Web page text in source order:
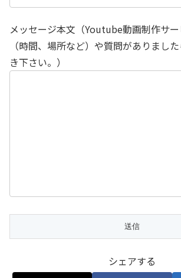
メッセージ本文（Youtube動画制作サ
（時間、場所など）や質問がありまし
き下さい。）
シェアする